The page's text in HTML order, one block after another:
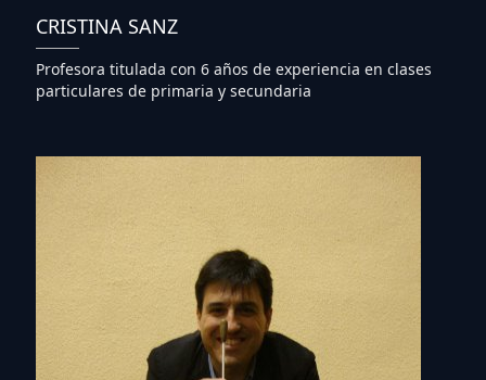
CRISTINA SANZ
Profesora titulada con 6 años de experiencia en clases
particulares de primaria y secundaria